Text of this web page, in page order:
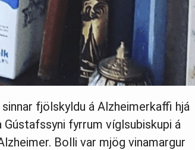
fjölskyldu á Alzheimerkaffi hjá
fyrrum víglsubiskupi á
Bolli var mjög vinamargur